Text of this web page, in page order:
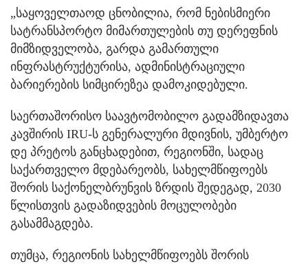
„საყოველთაოდ ცნობილია, რომ ნებისმიერი
სატრანსპორტო მიმართულების თუ დერეფნის
მიმზიდველობა, გარდა გამართული
ინფრასტრუქტურისა, ადმინისტრაციული
ბარიერების სიმცირეზეა დამოკიდებული.
საერთაშორისო საავტომობილო გადამზიდავთა
კავშირის IRU-ს გენერალური მდივნის, უმბერტო
დე პრეტოს განცხადებით, რეგიონში, სადაც
საქართველო მდებარეობს, სახელმწიფოებს
შორის საქონელბრუნვის ზრდის შედეგად, 2030
წლისთვის გადაზიდვების მოცულობები
გასამმაგდება.
თუმცა, რეგიონის სახელმწიფოებს შორის